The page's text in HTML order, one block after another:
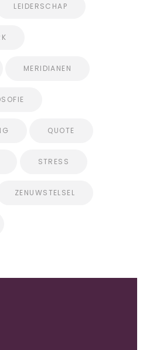
LEIDERSCHAP
MERIDIANEN
QUOTE
STRESS
ZENUWSTELSEL